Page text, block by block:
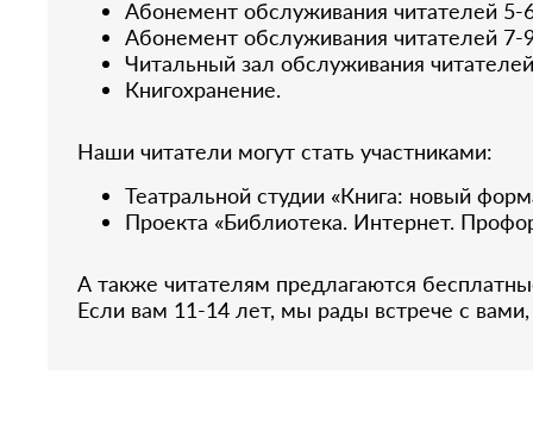
Абонемент обслуживания читателей 5-
Абонемент обслуживания читателей 7-
Читальный зал обслуживания
Книгохранение.
Наши читатели могут стать участниками:
Театральной студии «Книга: новый
Проекта «Библиотека. Интернет.
А также читателям предлагаются
Если вам 11-14 лет, мы рады встрече с